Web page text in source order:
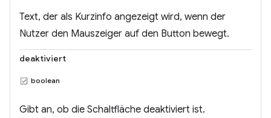
Text, der als Kurzinfo angezeigt wird, wenn der
Nutzer den Mauszeiger auf den Button bewegt.
deaktiviert
boolean
Gibt an, ob die Schaltfläche deaktiviert ist.